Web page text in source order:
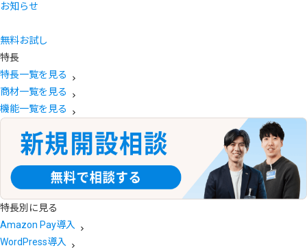
お知らせ
無料お試し
特長
特長一覧を見る
商材一覧を見る
機能一覧を見る
特長別に見る
Amazon Pay導入
WordPress導入